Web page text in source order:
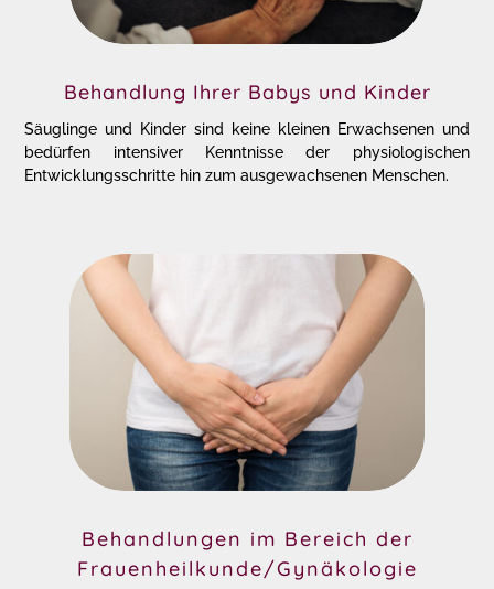
Behandlung Ihrer Babys und Kinder
Säuglinge und Kinder sind keine kleinen Erwachsenen und
bedürfen intensiver Kenntnisse der physiologischen
Entwicklungsschritte hin zum ausgewachsenen Menschen.
Behandlungen im Bereich der
Frauenheilkunde/Gynäkologie